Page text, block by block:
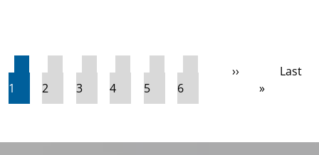
Page courante
1
Page
2
Page
3
Page
4
Page
5
Page
6
Page suivante
››
Last
»